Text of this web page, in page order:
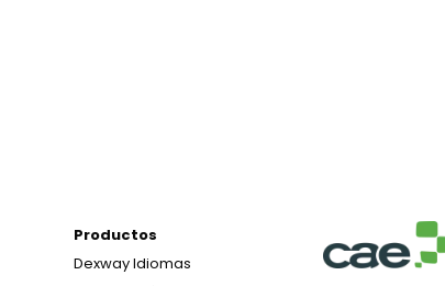
Productos
Dexway Idiomas